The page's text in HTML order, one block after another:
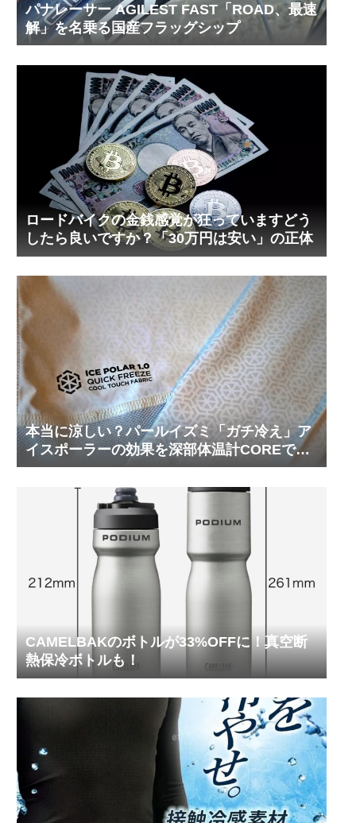
パナレーサー AGILEST FAST「ROAD、最速
解」を名乗る国産フラッグシップ
ロードバイクの金銭感覚が狂っていますどう
したら良いですか？「30万円は安い」の正体
本当に涼しい？パールイズミ「ガチ冷え」ア
イスポーラーの効果を深部体温計COREで測
ってみた
CAMELBAKのボトルが33%OFFに！真空断
熱保冷ボトルも！